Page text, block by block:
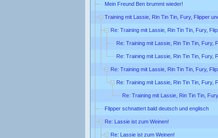
Mein Freund Ben brummt wieder!
Training mit Lassie, Rin Tin Tin, Fury, Flipper
Re: Training mit Lassie, Rin Tin Tin, Fury,
Re: Training mit Lassie, Rin Tin Tin, Fury,
Re: Training mit Lassie, Rin Tin Tin, Fury,
Re: Training mit Lassie, Rin Tin Tin, Fury,
Re: Training mit Lassie, Rin Tin Tin, Fury,
Re: Training mit Lassie, Rin Tin Tin,
Flipper schnattert bald deutsch und englisch
Re: Lassie ist zum Weinen!
Re: Lassie ist zum Weinen!